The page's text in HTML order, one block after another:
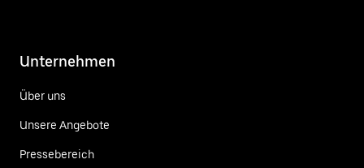
Unternehmen
Über uns
Unsere Angebote
Pressebereich